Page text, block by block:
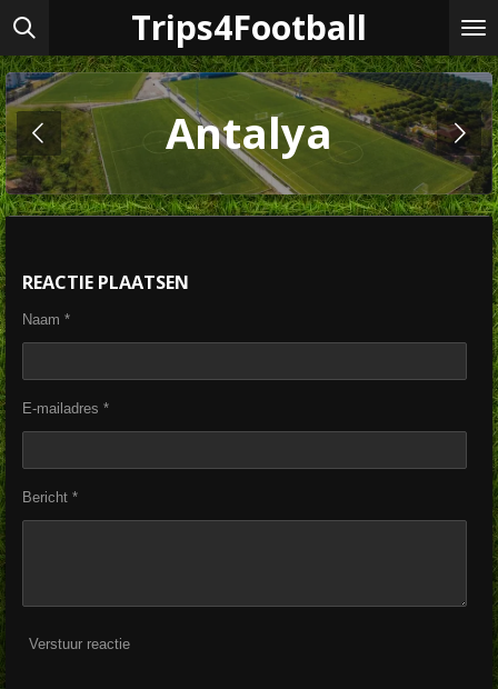
Ga
direct
naar
de
hoofdinhoud
Trips4Football
Antalya
REACTIE PLAATSEN
Naam *
E-mailadres *
Bericht *
Verstuur reactie